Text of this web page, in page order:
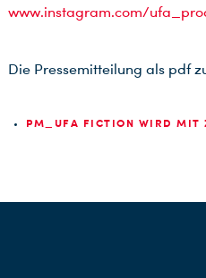
www.instagram.com/
Die Pressemitteilung als pdf
PM_UFA FICTION WIRD MIT